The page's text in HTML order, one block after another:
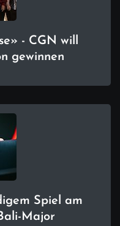
- CGN will
gewinnen
Spiel am
Major